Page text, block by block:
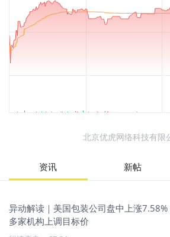
北京优虎网络科技有限
资讯 新帖
异动解读｜美国包装公司盘中上涨
多家机构上调目标价